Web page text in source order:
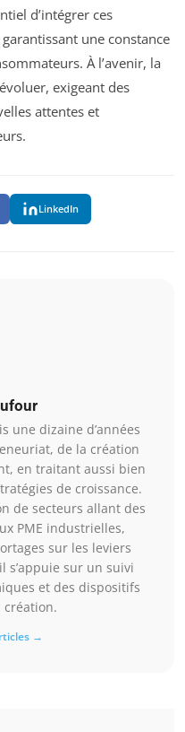
d’intégrer ces
une constance
À l’avenir, la
exigeant des
attentes et
LinkedIn
une dizaine d’années
de la création
en traitant aussi bien
de croissance.
de secteurs allant des
PME industrielles,
sur les leviers
s’appuie sur un suivi
et des dispositifs
création.
→